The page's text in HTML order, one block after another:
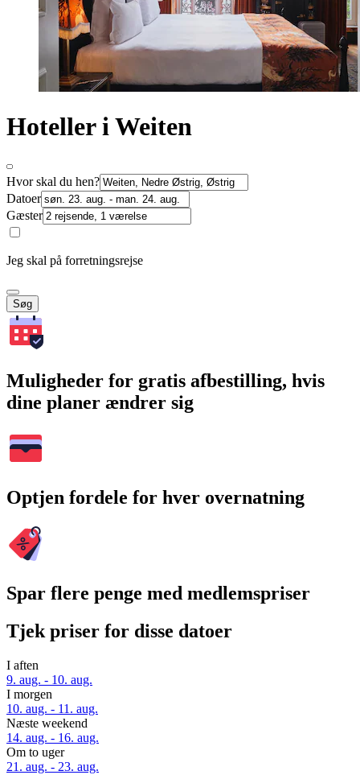
Hoteller i Weiten
Hvor skal du hen?
Datoer
Gæster
Jeg skal på forretningsrejse
Søg
Muligheder for gratis afbestilling, hvis
dine planer ændrer sig
Optjen fordele for hver overnatning
Spar flere penge med medlemspriser
Tjek priser for disse datoer
I aften
9. aug. - 10. aug.
I morgen
10. aug. - 11. aug.
Næste weekend
14. aug. - 16. aug.
Om to uger
21. aug. - 23. aug.